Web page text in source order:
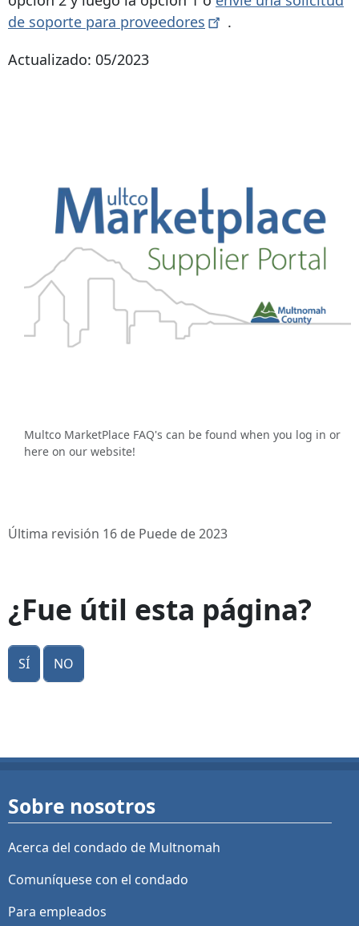
de soporte para proveedores
.
Actualizado: 05/2023
Multco MarketPlace FAQ's can be found when you log in or
here on our website!
Última revisión 16 de Puede de 2023
¿Fue útil esta página?
Sí No
Sobre nosotros
Acerca del condado de Multnomah
Comuníquese con el condado
Para empleados